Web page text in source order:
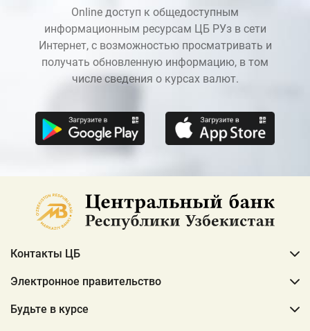
Online доступ к общедоступным
информационным ресурсам ЦБ РУз в сети
Интернет, с возможностью просматривать и
получать обновленную информацию, в том
числе сведения о курсах валют.
Контакты ЦБ
Электронное правительство
Будьте в курсе